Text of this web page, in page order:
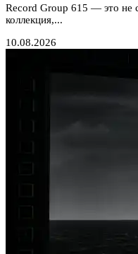
Record Group 615 — это не
коллекция,...
10.08.2026